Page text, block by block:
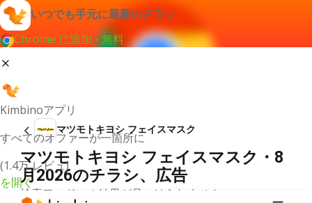
いつでも手元に最新のチラシ
Chrome に追加 - 無料
Kimbinoアプリ
すべてのオファーが一箇所に
(1.4万 レビュ)
を開く
マツモトキヨシ フェイスマスク
マツモトキヨシ フェイスマスク・8
月2026のチラシ、広告
検索ワードへの結果が見つけられません。